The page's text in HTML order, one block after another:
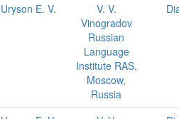
Uryson E. V.
V. V.
Vinogradov
Russian
Language
Institute RAS,
Moscow,
Russia